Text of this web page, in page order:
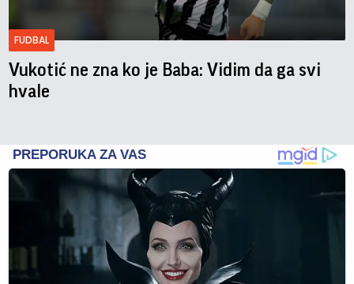
FUDBAL
Vukotić ne zna ko je Baba: Vidim da ga svi
hvale